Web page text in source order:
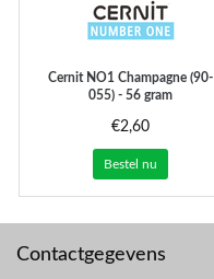
CernitNO1 Champagne (90-
055) - 56 gram
€2,60
Bestel nu
Contactgegevens